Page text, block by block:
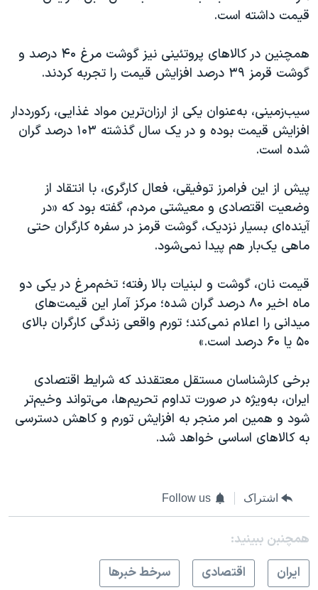
قیمت داشته است.
همچنین در کالاهای پروتئینی نیز گوشت مرغ ۴۰ درصد و
گوشت قرمز ۳۹ درصد افزایش قیمت را تجربه کردند.
سیب‌زمینی، به‌عنوان یکی از ارزان‌ترین مواد غذایی، رکورددار
افزایش قیمت بوده و در یک سال گذشته ۱۰۳ درصد گران
شده است.
پیش از این فرامرز توفیقی، فعال کارگری، با انتقاد از
وضعیت اقتصادی و معیشتی مردم، گفته بود که «در
آینده‌ای بسیار نزدیک، گوشت قرمز در سفره کارگران حتی
ماهی یک‌بار هم پیدا نمی‌شود.
قیمت نان، گوشت و لبنیات بالا رفته؛ تخم‌مرغ در یکی دو
ماه اخیر ۸۰ درصد گران شده؛ مرکز آمار این قیمت‌های
میدانی را اعلام نمی‌کند؛ تورم واقعی زندگی کارگران بالای
۵۰ یا ۶۰ درصد است.»
برخی کارشناسان مستقل معتقدند که شرایط اقتصادی
ایران، به‌ویژه در صورت تداوم تحریم‌ها، می‌تواند وخیم‌تر
شود و همین امر منجر به افزایش تورم و کاهش دسترسی
به کالاهای اساسی خواهد شد.
اشتراک Follow us
همچنبن ببینید:
ايران
اقتصادی سرخط خبرها